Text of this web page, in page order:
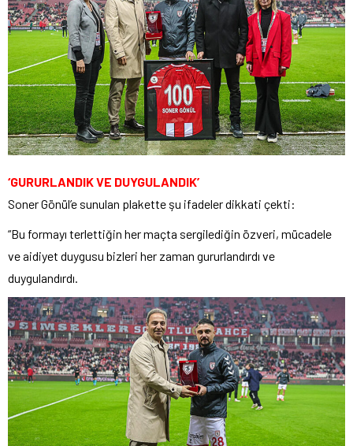
‘GURURLANDIK VE DUYGULANDIK’
Soner Gönül’e sunulan plakette şu ifadeler dikkati çekti:
“Bu formayı terlettiğin her maçta sergilediğin özveri, mücadele
ve aidiyet duygusu bizleri her zaman gururlandırdı ve
duygulandırdı.